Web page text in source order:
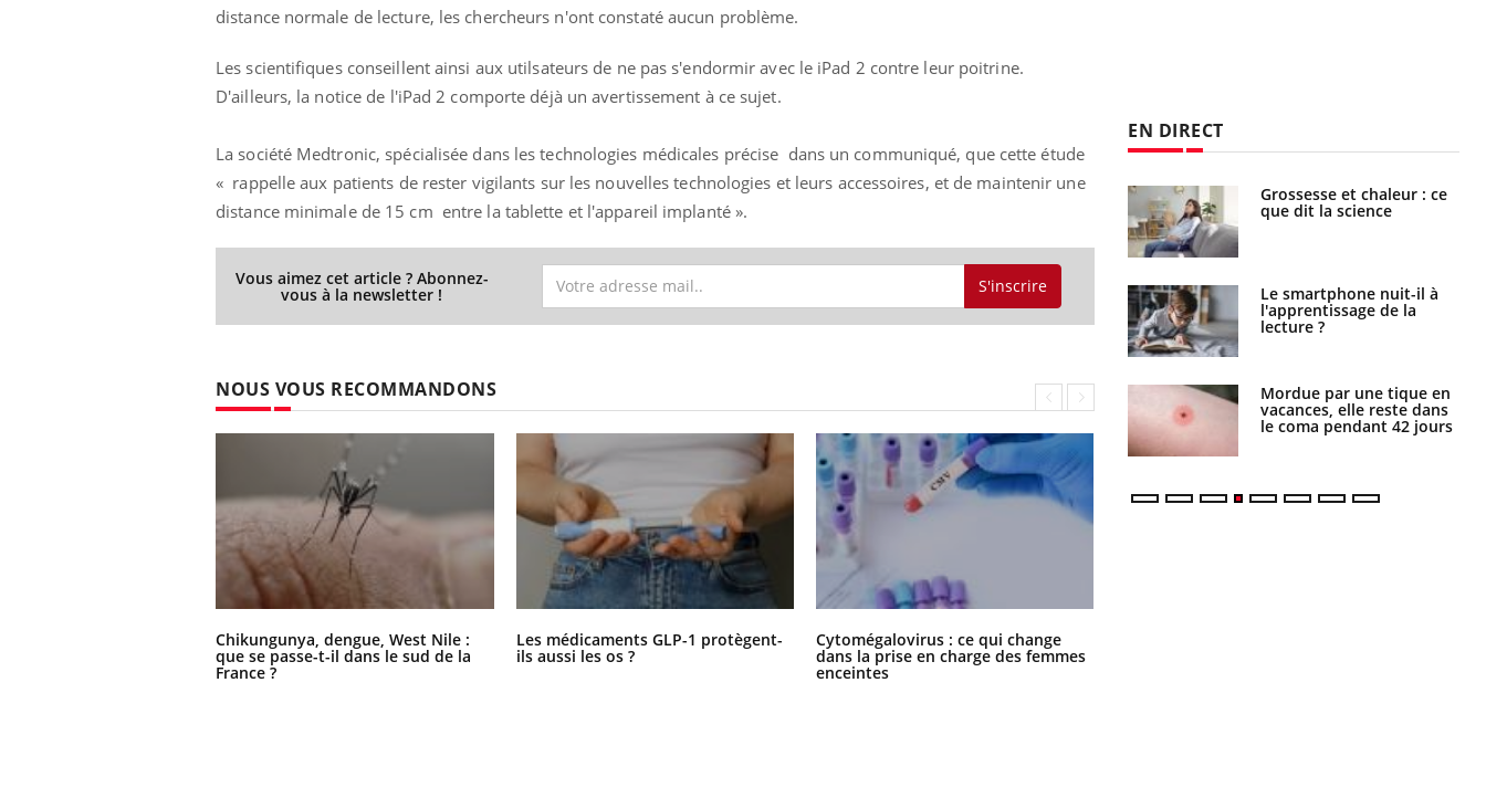
distance normale de lecture, les chercheurs n'ont constaté aucun problème.
Les scientifiques conseillent ainsi aux utilsateurs de ne pas s'endormir avec le iPad 2 contre leur poitrine.
D'ailleurs, la notice de l'iPad 2 comporte déjà un avertissement à ce sujet.
La société Medtronic, spécialisée dans les technologies médicales précise dans un communiqué, que cette étude
« rappelle aux patients de rester vigilants sur les nouvelles technologies et leurs accessoires, et de maintenir une
distance minimale de 15 cm entre la tablette et l'appareil implanté ».
Vous aimez cet article ? Abonnez-
vous à la newsletter ! S'inscrire
NOUS VOUS RECOMMANDONS
Chikungunya, dengue, West Nile :
que se passe-t-il dans le sud de la
France ?
Les médicaments GLP-1 protègent-
ils aussi les os ?
Cytomégalovirus : ce qui change
dans la prise en charge des femmes
enceintes
EN DIRECT
Chikungunya, dengue,
West Nile : que se passe-
France ?
Les médicaments GLP-1
?
Cytomégalovirus : ce qui
change dans la prise en
La sieste empêche-t-elle
de dormir la nuit ?
VIH : la fin du comprimé
tous les jours se profile-t-
elle enfin ?
gâche-t-il les premiers
Fortes chaleurs :
Le Viagra pourrait-il
freiner la propagation du
cancer ?
Pourquoi manger moins
de protéines pourrait
Grossesse et chaleur : ce
que dit la science
Le smartphone nuit-il à
l'apprentissage de la
lecture ?
Mordue par une tique en
vacances, elle reste dans
le coma pendant 42 jours